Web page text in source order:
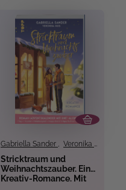
Gabriella Sander , Veronika Hug
Stricktraum und
Weihnachtszauber. Eine
Kreativ-Romance. Mit